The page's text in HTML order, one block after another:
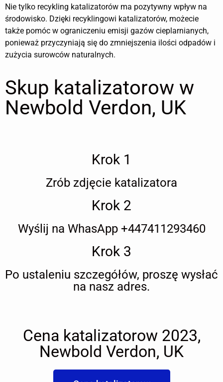
Nie tylko recykling katalizatorów ma pozytywny wpływ na
środowisko. Dzięki recyklingowi katalizatorów, możecie
także pomóc w ograniczeniu emisji gazów cieplarnianych,
ponieważ przyczyniają się do zmniejszenia ilości odpadów i
zużycia surowców naturalnych.
Skup katalizatorow w
Newbold Verdon, UK
Krok 1
Zrób zdjęcie katalizatora
Krok 2
Wyślij na WhasApp +447411293460
Krok 3
Po ustaleniu szczegółów, proszę wysłać
na nasz adres.
Cena katalizatorow 2023,
Newbold Verdon, UK